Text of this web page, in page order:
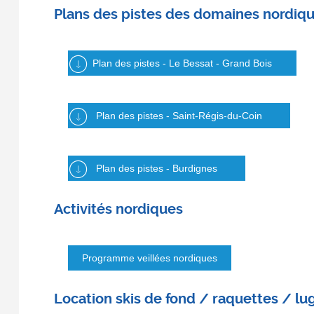
Plans des pistes des domaines
Plan des pistes - Le Bessat - Grand Bois
Plan des pistes - Saint-Régis-du-Coin
Plan des pistes - Burdignes
Activités nordiques
Programme veillées nordiques
Location skis de fond / raquettes /